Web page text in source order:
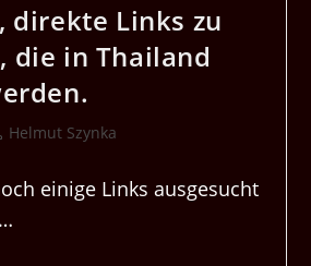
direkte Links zu
die in Thailand
Helmut Szynka
einige Links ausgesucht